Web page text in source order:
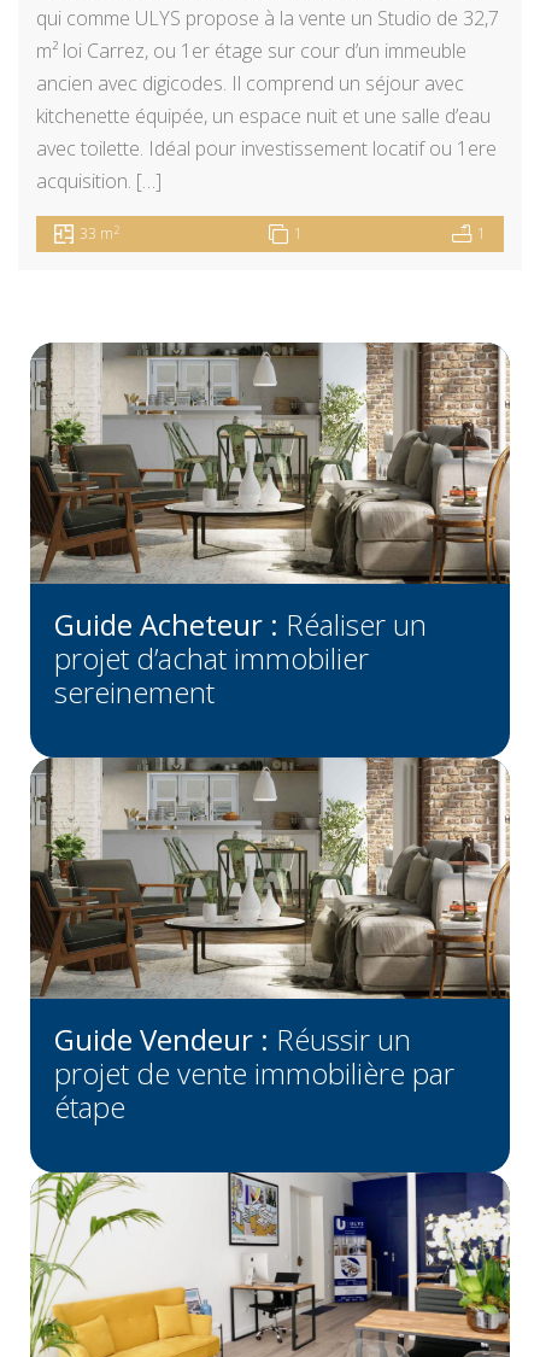
qui comme ULYS propose à la vente un Studio de 32,7
m² loi Carrez, ou 1er étage sur cour d’un immeuble
ancien avec digicodes. Il comprend un séjour avec
kitchenette équipée, un espace nuit et une salle d’eau
avec toilette. Idéal pour investissement locatif ou 1ere
acquisition. […]
33 m2 1 1
Guide Acheteur : Réaliser un
projet d’achat immobilier
sereinement
Guide Vendeur : Réussir un
projet de vente immobilière par
étape